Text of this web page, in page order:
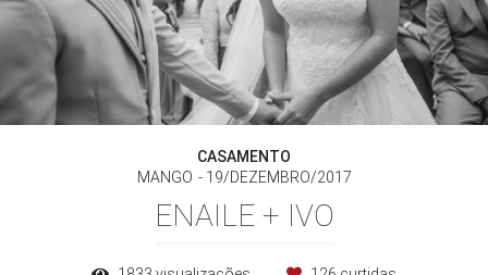
CASAMENTO
MANGO
19/DEZEMBRO/2017
ENAILE + IVO